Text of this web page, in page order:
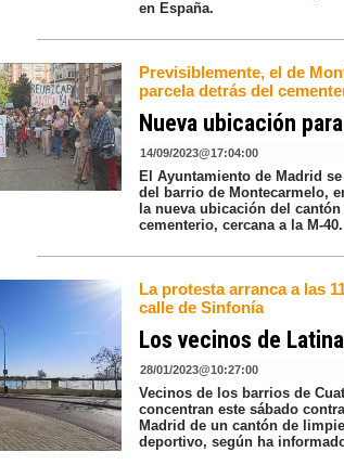
en España.
Previsiblemente, el de
parcela detrás del
Nueva ubicación
14/09/2023@17:04:00
El Ayuntamiento de Madrid
del barrio de Montecarmelo,
la nueva ubicación del
cementerio, cercana a la M-40.
La protesta arranca a las
calle de Sinfonía
Los vecinos de
28/01/2023@10:27:00
Vecinos de los barrios de
concentran este sábado
Madrid de un cantón de
deportivo, según ha